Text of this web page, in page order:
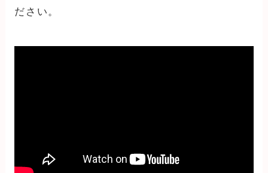
ださい。